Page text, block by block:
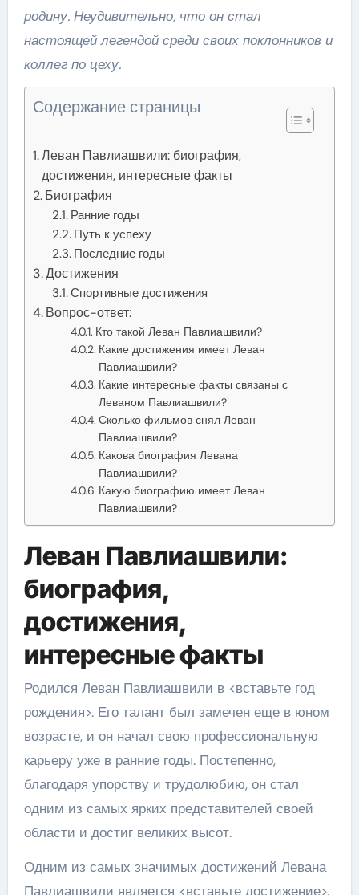
родину. Неудивительно, что он стал
настоящей легендой среди своих поклонников и
коллег по цеху.
Содержание страницы
Леван Павлиашвили: биография,
достижения, интересные факты
Биография
Ранние годы
Путь к успеху
Последние годы
Достижения
Спортивные достижения
Вопрос-ответ:
Кто такой Леван Павлиашвили?
Какие достижения имеет Леван
Павлиашвили?
Какие интересные факты связаны с
Леваном Павлиашвили?
Сколько фильмов снял Леван
Павлиашвили?
Какова биография Левана
Павлиашвили?
Какую биографию имеет Леван
Павлиашвили?
Леван Павлиашвили:
биография,
достижения,
интересные факты
Родился Леван Павлиашвили в <вставьте год
рождения>. Его талант был замечен еще в юном
возрасте, и он начал свою профессиональную
карьеру уже в ранние годы. Постепенно,
благодаря упорству и трудолюбию, он стал
одним из самых ярких представителей своей
области и достиг великих высот.
Одним из самых значимых достижений Левана
Павлиашвили является <вставьте достижение>.